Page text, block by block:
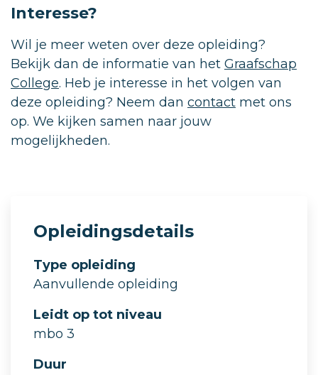
Interesse?
Wil je meer weten over deze opleiding?
Bekijk dan de informatie van het Graafschap
College. Heb je interesse in het volgen van
deze opleiding? Neem dan contact met ons
op. We kijken samen naar jouw
mogelijkheden.
Opleidingsdetails
Type opleiding
Aanvullende opleiding
Leidt op tot niveau
mbo 3
Duur